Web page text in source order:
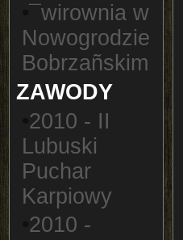
¯wirownia w
Nowogrodzie
Bobrzañskim
ZAWODY
2010 - II
Lubuski
Puchar
Karpiowy
2010 -